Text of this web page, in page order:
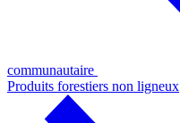
communautaire
Produits forestiers non ligneux